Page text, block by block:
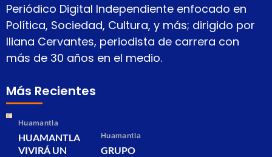
Periódico Digital Independiente enfocado en
Política, Sociedad, Cultura, y más; dirigido por
Iliana Cervantes, periodista de carrera con
más de 30 años en el medio.
Más Recientes
Huamantla
HUAMANTLA
VIVIRÁ UN
Huamantla
GRUPO